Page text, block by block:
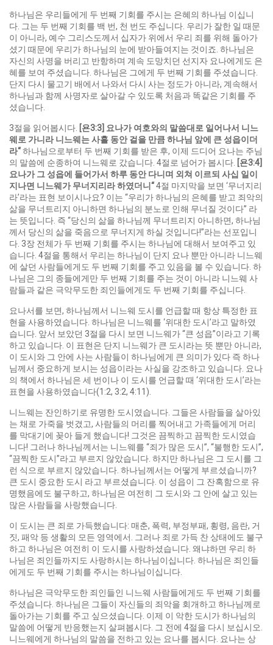
하나님은 우리들에게 두 번째 기회를 주시는 은혜의 하나님 이십니
다. 그는 두 번째 기회를 백 번, 천 번도 주십니다. 우리가 잘한 일 때문
이 아니라, 예수 그리스도께서 십자가 위에서 우리 죄를 위해 돌아가
셨기 때문에 우리가 하나님의 눈에 받아들여지는 것이죠. 하나님은
자신의 사명을 버리고 반항하며 계속 도망치던 선지자 요나에게도 은
혜를 보여 주셨습니다. 하나님은 그에게 두 번째 기회를 주셨습니다.
단지 다시 물고기 배에서 나와서 다시 사는 정도가 아니라, 계속해서
하나님과 함께 사명자로 살아갈 수 있도록 처음과 똑같은 기회를 주
셨습니다.
3절을 읽어봅시다. 욘3:3] 요나가 여호와의 말씀대로 일어나서 니느
웨로 가니라 니느웨는 사흘 동안 걸을 만큼 하나님 앞에 큰 성읍이더
라“하나님으로부터 두 번째 기회를 받은 후, 이제 드디어 요나는 주님
의 말씀에 순종하여 니느웨로 갔습니다. 4절로 넘어가 봅시다. 욘3:4]
요나가 그 성읍에 들어가서 하루 동안 다니며 외쳐 이르되 사십 일이
지나면 니느웨가 무너지리라 하였더니 “4절 마지막을 보면 ‘무너지리
라’라는 표현 보이시나요? 이는 “우리가 하나님의 은혜를 받고 죄악의
삶을 무너트리지 아니하면 하나님의 분노로 인해 무너질 것이다” 라
는 뜻입니다. 즉 “당신의 삶을 하나님께 무너트리지 아니하면, 하나님
께서 당신의 삶을 죽음으로 무너지게 하실 것입니다!”라는 선포입니
다. 3장 전체가 두 번째 기회를 주시는 하나님에 대해서 보여주고 있
습니다. 4절을 통해서 우리는 하나님이 단지 요나 뿐만 아니라 니느웨
에 살던 사람들에게도 두 번째 기회를 주고 있음을 볼 수 있습니다. 하
나님은 그의 종들에게만 두 번째 기회를 주는 것이 아니라 니느웨 사
람들과 같은 극악무도한 죄인들에게도 두 번째 기회를 주십니다.
요나서를 보면, 하나님께서 니느웨 도시를 언급할 때 항상 특정한 표
현을 사용하였습니다. 하나님은 니느웨를 ‘위대한 도시’라고 말하였
습니다. 앞서 보았던 3절을 다시 보면 니느웨가 “큰 성읍”이라고 기록
하고 있습니다. 이 표현은 단지 니느웨가 큰 도시라는 뜻 뿐만 아니라,
이 도시와 그 안에 사는 사람들이 하나님에게 큰 의미가 있다 즉 하나
님께서 중요하게 보시는 성읍이라는 사실을 강조하고 있습니다. 요나
의 책에서 하나님은 세 번이나 이 도시를 언급할 때 ‘위대한 도시’라는
표현을 사용하였습니다(1:2, 3:2, 4:11).
니느웨는 잔인하기로 유명한 도시였습니다. 그들은 사람들을 살아있
는 채로 가죽을 벗겼고, 사람들의 머리를 찍어내고 가족들에게 머리
를 막대기에 꽂아 들게 했습니다! 그것은 끔찍하고 끔찍한 도시였습
니다! 그러나 하나님께서는 니느웨를 “죄가 많은 도시”, “불행한 도시”,
“끔찍한 도시”라고 부르지 않았습니다. 하지만 하나님은 그 도시를 그
런 식으로 부르지 않았습니다. 하나님께서는 어떻게 부르셨습니까?
큰 도시 중요한 도시 라고 부르셨습니다. 이 성읍이 그 잔혹함으로 유
명했음에도 불구하고, 하나님은 여전히 그 도시와 그 안에 살고 있는
많은 사람들을 사랑했습니다.
이 도시는 큰 죄로 가득했습니다: 매춘, 폭력, 부정부패, 횡령, 음란, 거
짓, 패악 등 생활의 모든 영역에서. 그러나 죄로 가득 찬 상태에도 불구
하고 하나님은 여전히 이 도시를 사랑하셨습니다. 왜냐하면 우리 하
나님은 죄인들까지도 사랑하시는 하나님이십니다. 하나님은 죄인들
에게도 두 번째 기회를 주시는 하나님이십니다.
하나님은 극악무도한 죄인들인 니느웨 사람들에게도 두 번째 기회를
주셨습니다. 하나님은 그들이 자신들의 죄악을 회개하고 하나님께로
돌아가는 기회를 주고 싶으셨습니다. 이제 이 악한 도시가 하나님의
말씀에 어떻게 반응했는지 살펴봅시다. 그 전에 4절을 다시 보십시오.
니느웨에게 하나님의 말씀을 전하고 있는 요나를 봅시다. 요나는 상